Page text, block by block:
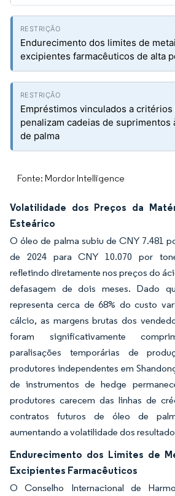
Endurecimento dos limites de
excipientes farmacêuticos de alta
Empréstimos vinculados a critérios
penalizam cadeias de suprimentos
de palma
Fonte: Mordor Intelligence
Volatilidade dos Preços da
Esteárico
O óleo de palma subiu de CNY 7.481
de 2024 para CNY 10.070 por
refletindo diretamente nos preços do
defasagem de dois meses. Dado
representa cerca de 68% do custo
cálcio, as margens brutas dos
foram significativamente
paralisações temporárias de
produtores independentes em
de instrumentos de hedge
produtores carecem das linhas de
contratos futuros de óleo de
aumentando a volatilidade dos
Endurecimento dos Limites de
Excipientes Farmacêuticos
O Conselho Internacional de